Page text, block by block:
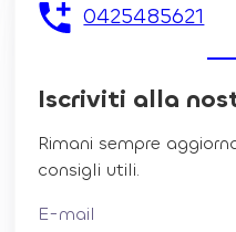
0425485621
Iscriviti alla
Rimani sempre
consigli utili.